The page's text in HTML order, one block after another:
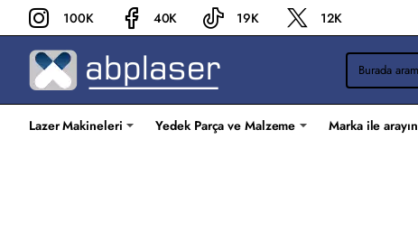
ABP
Laser
100K 40K 19K 12K
Burada
arama
yapın...
Lazer Makineleri Yedek Parça ve Malzeme Marka ile arayın